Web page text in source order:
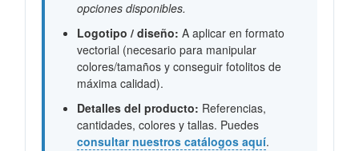
opciones disponibles.
Logotipo / diseño: A aplicar en formato
vectorial (necesario para manipular
colores/tamaños y conseguir fotolitos de
máxima calidad).
Detalles del producto: Referencias,
cantidades, colores y tallas. Puedes
consultar nuestros catálogos aquí.